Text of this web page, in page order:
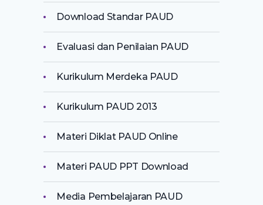
Download Standar PAUD
Evaluasi dan Penilaian PAUD
Kurikulum Merdeka PAUD
Kurikulum PAUD 2013
Materi Diklat PAUD Online
Materi PAUD PPT Download
Media Pembelajaran PAUD